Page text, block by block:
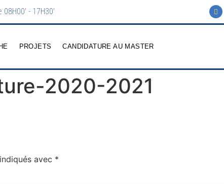
08H00' - 17H30'
PROJETS CANDIDATURE AU MASTER
2020-2021
avec *